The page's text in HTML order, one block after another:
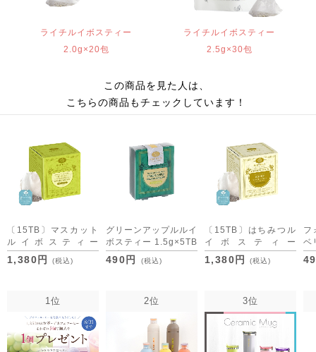
ライチルイボスティー
2.0g×20包
ライチルイボスティー
2.5g×30包
この商品を見た人は、
こちらの商品もチェックしています！
〔15TB〕マスカット
ルイボスティー
1.5g×15TB
1,380円 (税込)
グリーンアップルルイ
ボスティー 1.5g×5TB
[M便 1/15]
490円 (税込)
〔15TB〕はちみつル
イボスティー
1.5g×15TB
1,380円 (税込)
フ
ベ
1位 2位 3位